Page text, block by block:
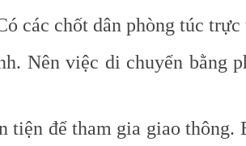
các chốt dân phòng túc
Nên việc di chuyển bằng
tiện để tham gia giao thông.